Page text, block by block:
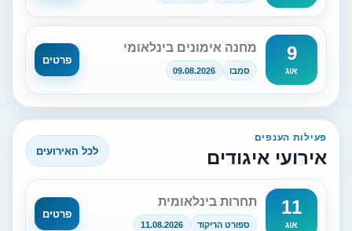
9
אוג
מחנה אימונים בינלאומי
סמבו 09.08.2026
פרטים
פעילות הענפים
אירועי איגודים לכל האירועים
11
אוג
תחרות בינלאומית
ספורט הריקוד 11.08.2026
פרטים